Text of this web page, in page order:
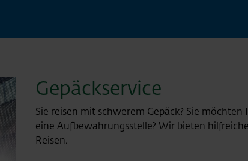
Gepäckservice
Sie reisen mit schwerem Gepäck? Sie
eine Aufbewahrungsstelle? Wir bieten
Reisen.